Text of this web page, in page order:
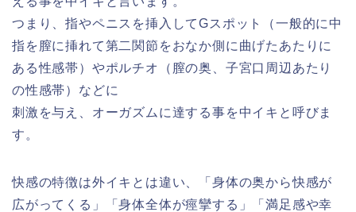
つまり、指やペニスを挿入してGスポット（一般的に中
指を膣に挿れて第二関節をおなか側に曲げたあたりに
ある性感帯）やポルチオ（膣の奥、子宮口周辺あたり
の性感帯）などに
刺激を与え、オーガズムに達する事を中イキと呼びま
す。
快感の特徴は外イキとは違い、「身体の奥から快感が
広がってくる」「身体全体が痙攣する」「満足感や幸